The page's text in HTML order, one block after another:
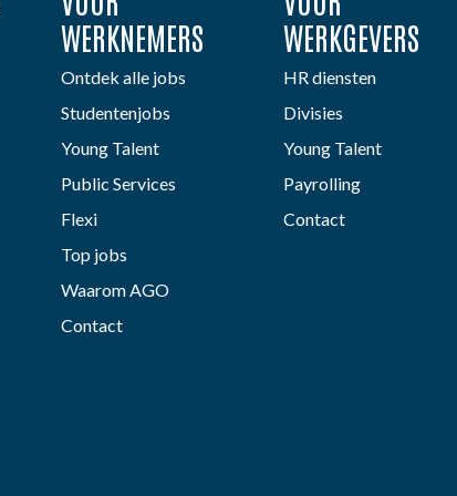
WERKNEMERS
Ontdek alle jobs
Studentenjobs
Young Talent
Public Services
Flexi
Top jobs
Waarom AGO
Contact
WERKGEVERS
HR diensten
Divisies
Young Talent
Payrolling
Contact